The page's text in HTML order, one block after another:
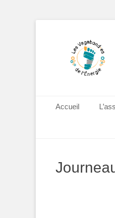
Menu
Accueil